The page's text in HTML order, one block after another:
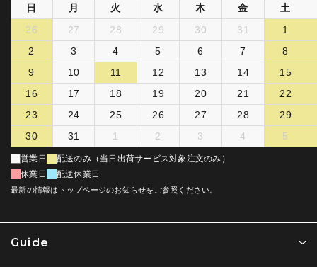
Guide
日 月 火 水 木 金
土
26
27 28 29 30 31
1
2
3 4 5 6 7
8
9
10 11 12 13 14
15
16
17 18 19 20 21
22
23
24 25 26 27 28
29
30
31 1 2 3 4 5
営業日
配送のみ（当日出荷サービス対象注文のみ）
休業日
配送休業日
最新の情報はトップページのお知らせをご参照ください。